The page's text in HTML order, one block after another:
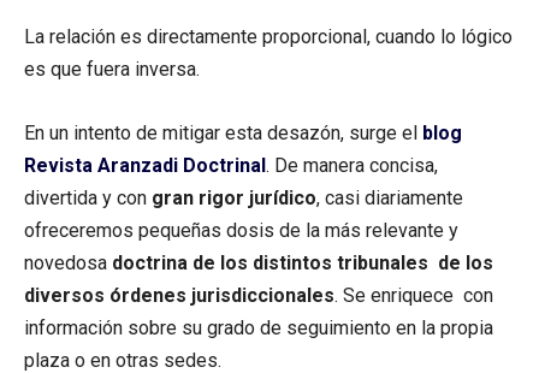
La relación es directamente proporcional, cuando lo lógico
es que fuera inversa.
En un intento de mitigar esta desazón, surge el blog
Revista Aranzadi Doctrinal. De manera concisa,
divertida y con gran rigor jurídico, casi diariamente
ofreceremos pequeñas dosis de la más relevante y
novedosa doctrina de los distintos tribunales de los
diversos órdenes jurisdiccionales. Se enriquece con
información sobre su grado de seguimiento en la propia
plaza o en otras sedes.